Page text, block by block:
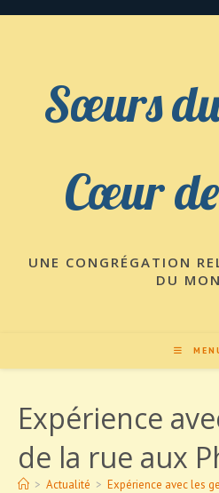
Sœurs
Cœur
UNE CONGRÉGATION
DU
Expérience
de la rue aux
> Actualité > Expérience avec les